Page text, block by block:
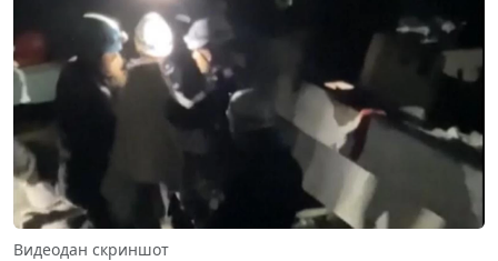
Видеодан скриншот